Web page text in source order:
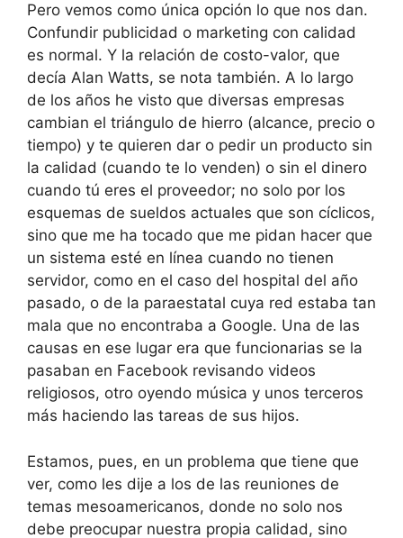
Pero vemos como única opción lo que nos dan.
Confundir publicidad o marketing con calidad
es normal. Y la relación de costo-valor, que
decía Alan Watts, se nota también. A lo largo
de los años he visto que diversas empresas
cambian el triángulo de hierro (alcance, precio o
tiempo) y te quieren dar o pedir un producto sin
la calidad (cuando te lo venden) o sin el dinero
cuando tú eres el proveedor; no solo por los
esquemas de sueldos actuales que son cíclicos,
sino que me ha tocado que me pidan hacer que
un sistema esté en línea cuando no tienen
servidor, como en el caso del hospital del año
pasado, o de la paraestatal cuya red estaba tan
mala que no encontraba a Google. Una de las
causas en ese lugar era que funcionarias se la
pasaban en Facebook revisando videos
religiosos, otro oyendo música y unos terceros
más haciendo las tareas de sus hijos.
Estamos, pues, en un problema que tiene que
ver, como les dije a los de las reuniones de
temas mesoamericanos, donde no solo nos
debe preocupar nuestra propia calidad, sino